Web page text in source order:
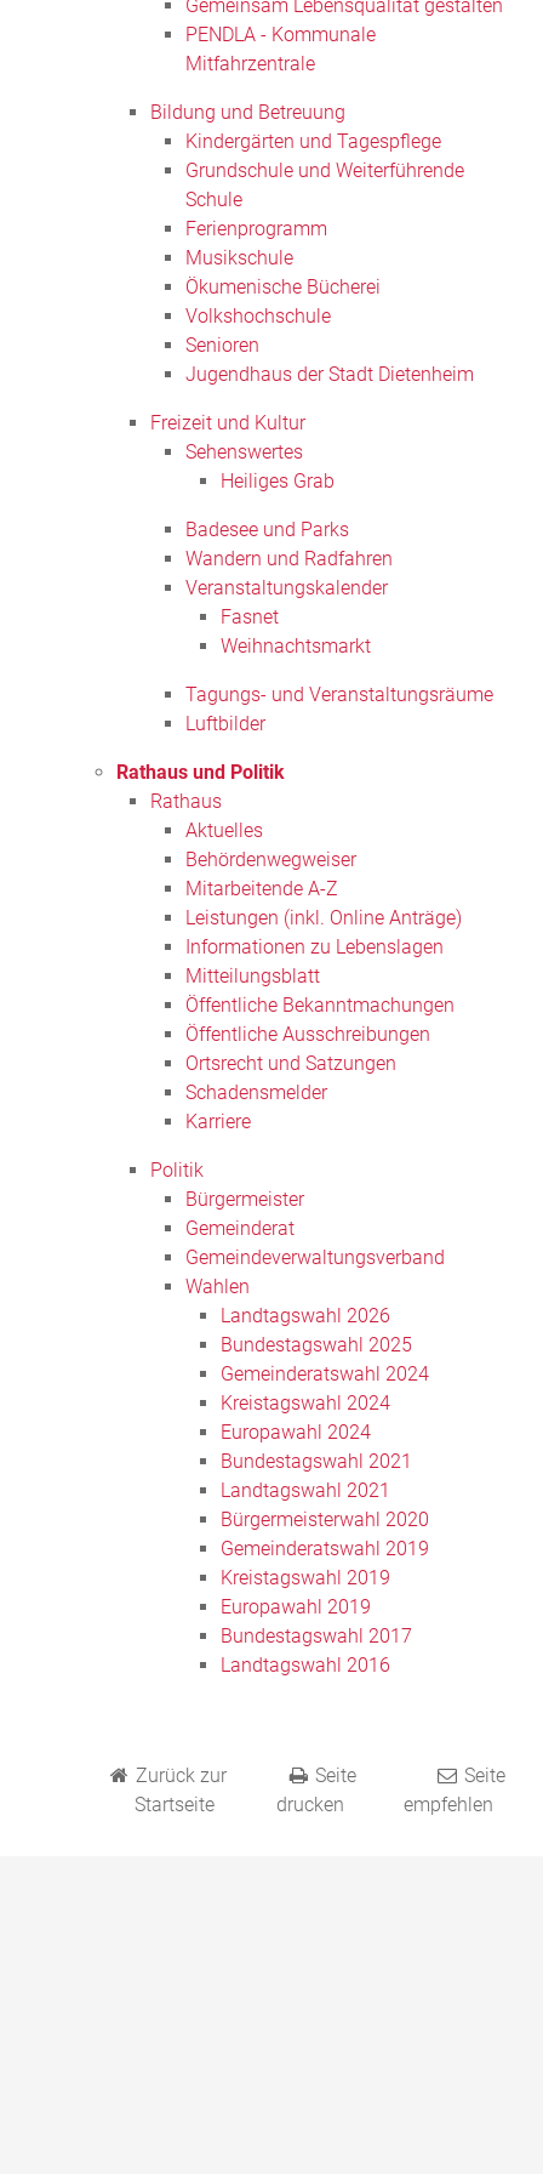
Gemeinsam Lebensqualität gestalten
PENDLA - Kommunale
Mitfahrzentrale
Bildung und Betreuung
Kindergärten und Tagespflege
Grundschule und Weiterführende
Schule
Ferienprogramm
Musikschule
Ökumenische Bücherei
Volkshochschule
Senioren
Jugendhaus der Stadt Dietenheim
Freizeit und Kultur
Sehenswertes
Heiliges Grab
Badesee und Parks
Wandern und Radfahren
Veranstaltungskalender
Fasnet
Weihnachtsmarkt
Tagungs- und Veranstaltungsräume
Luftbilder
Rathaus und Politik
Rathaus
Aktuelles
Behördenwegweiser
Mitarbeitende A-Z
Leistungen (inkl. Online Anträge)
Informationen zu Lebenslagen
Mitteilungsblatt
Öffentliche Bekanntmachungen
Öffentliche Ausschreibungen
Ortsrecht und Satzungen
Schadensmelder
Karriere
Politik
Bürgermeister
Gemeinderat
Gemeindeverwaltungsverband
Wahlen
Landtagswahl 2026
Bundestagswahl 2025
Gemeinderatswahl 2024
Kreistagswahl 2024
Europawahl 2024
Bundestagswahl 2021
Landtagswahl 2021
Bürgermeisterwahl 2020
Gemeinderatswahl 2019
Kreistagswahl 2019
Europawahl 2019
Bundestagswahl 2017
Landtagswahl 2016
Zurück zur
Startseite
Seite
drucken
Seite
empfehlen